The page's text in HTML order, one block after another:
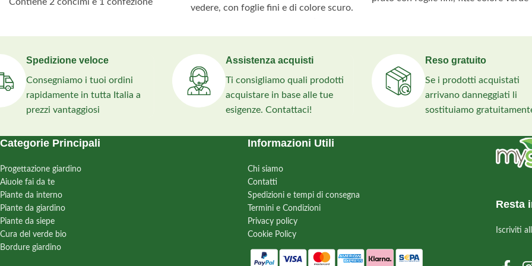
vedere, con foglie fini e di colore scuro.
crescita vigorosa e sostenuta, molto
competitivo con le erbe infestanti.
Spedizione veloce
Consegniamo i tuoi ordini
rapidamente in tutta Italia a
prezzi vantaggiosi
Assistenza acquisti
Ti consigliamo quali prodotti
acquistare in base alle tue
esigenze. Contattaci!
Reso gratuito
Se i prodotti acquistati
arrivano danneggiati li
sostituiamo
Categorie Principali
Progettazione giardino
Aiuole fai da te
Piante da interno
Piante da giardino
Piante da siepe
Cura del verde bio
Bordure giardino
Informazioni Utili
Chi siamo
Contatti
Spedizioni e tempi di consegna
Termini e Condizioni
Privacy policy
Cookie Policy
Resta
Iscriviti